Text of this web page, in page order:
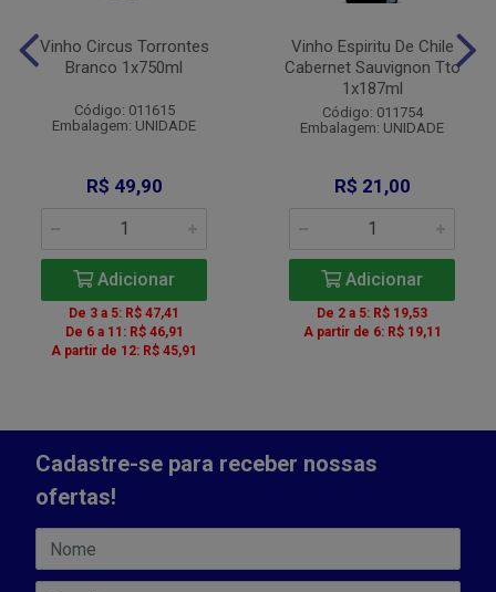
Vinho Circus Torrontes
Branco 1x750ml
Código: 011615
Embalagem: UNIDADE
R$ 49,90
Adicionar
De 3 a 5: R$ 47,41
De 6 a 11: R$ 46,91
A partir de 12: R$ 45,91
Vinho Espiritu De Chile
Cabernet Sauvignon Tto
1x187ml
Código: 011754
Embalagem: UNIDADE
R$ 21,00
Adicionar
De 2 a 5: R$ 19,53
A partir de 6: R$ 19,11
Cadastre-se para receber nossas
ofertas!